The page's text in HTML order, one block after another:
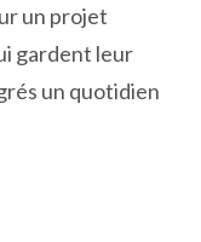
un projet
gardent leur
un quotidien